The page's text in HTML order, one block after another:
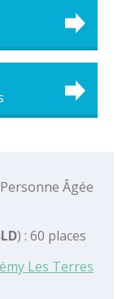
Âgée
) : 60 places
Les Terres